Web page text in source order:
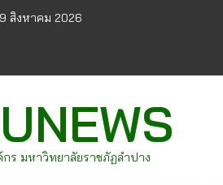
9 สิงหาคม 2026
กร มหาวิทยาลัยราชภัฏลำปาง